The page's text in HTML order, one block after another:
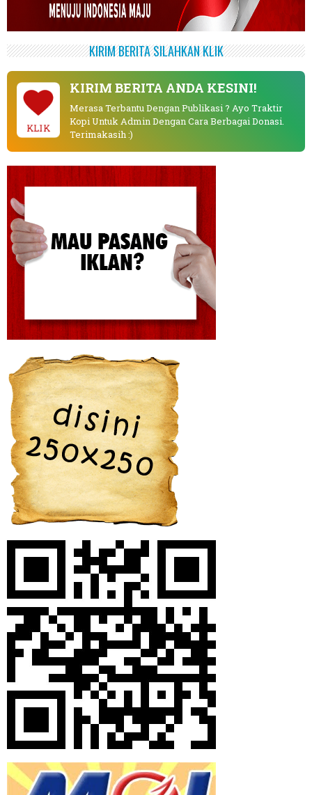
KIRIM BERITA SILAHKAN KLIK
KLIK
KIRIM BERITA ANDA KESINI!
Merasa Terbantu Dengan Publikasi ? Ayo Traktir
Kopi Untuk Admin Dengan Cara Berbagai Donasi.
Terimakasih :)